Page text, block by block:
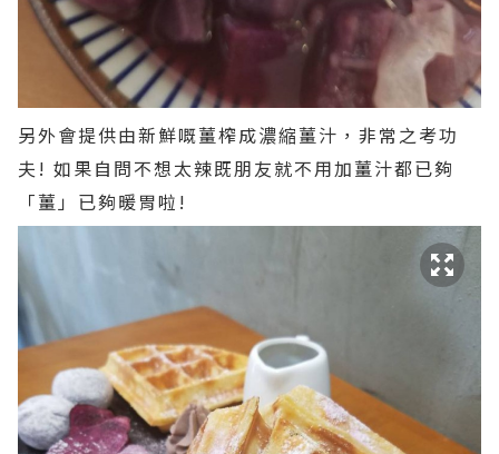
另外會提供由新鮮嘅薑榨成濃縮薑汁，非常之考功
夫! 如果自問不想太辣既朋友就不用加薑汁都已夠
「薑」已夠暖胃啦!